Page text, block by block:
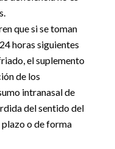
que si se toman
horas siguientes
el suplemento
de los
intranasal de
del sentido del
o de forma